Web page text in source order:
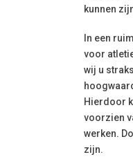
kunnen
In een
voor
wij u
Hierdoor
voorzien
werken.
zijn.